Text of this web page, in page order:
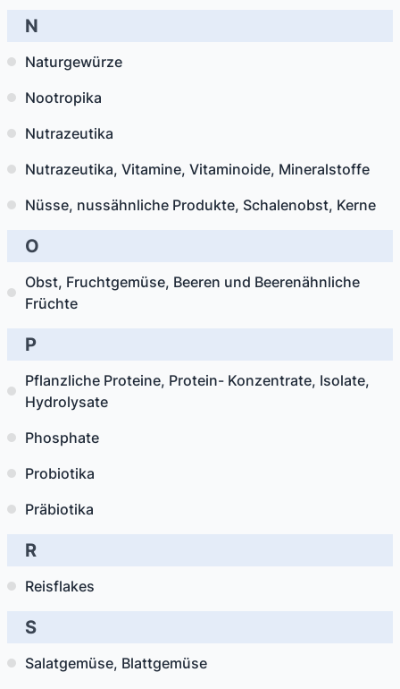
N
Naturgewürze
Nootropika
Nutrazeutika
Nutrazeutika, Vitamine, Vitaminoide, Mineralstoffe
Nüsse, nussähnliche Produkte, Schalenobst, Kerne
O
Obst, Fruchtgemüse, Beeren und Beerenähnliche
Früchte
P
Pflanzliche Proteine, Protein- Konzentrate, Isolate,
Hydrolysate
Phosphate
Probiotika
Präbiotika
R
Reisflakes
S
Salatgemüse, Blattgemüse